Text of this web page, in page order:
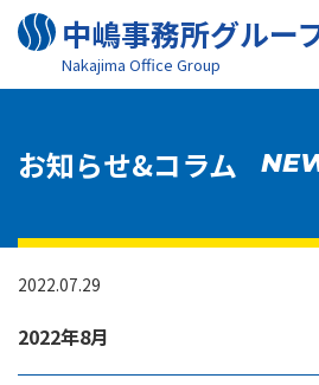
中嶋事務所グルー
Nakajima Oﬃce Group
お知らせ&コラム
2022.07.29
2022年8月